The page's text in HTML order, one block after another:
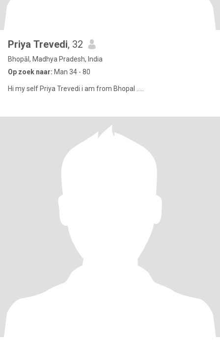
Priya Trevedi, 32
Bhopāl, Madhya Pradesh, India
Op zoek naar: Man 34 - 80
Hi my self Priya Trevedi i am from Bhopal .....